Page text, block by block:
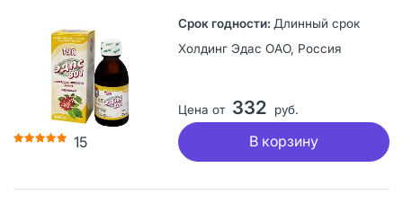
15
Длинный срок
Холдинг Эдас ОАО, Россия
Цена от 332 руб.
В корзину